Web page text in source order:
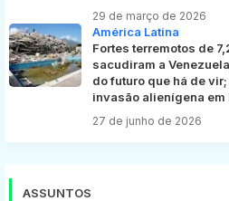
29 de março de 2026
América Latina
Fortes terremotos de
sacudiram a
do futuro que há de
invasão alienígena em
27 de junho de 2026
ASSUNTOS